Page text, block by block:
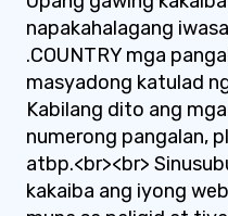
napakahalagang
.COUNTRY mga
masyadong katulad
Kabilang dito ang
numerong pangalan,
atbp.<br><br>
kakaiba ang iyong